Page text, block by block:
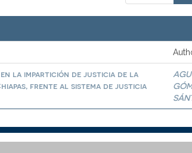
la impartición de justicia de la
frente al sistema de justicia